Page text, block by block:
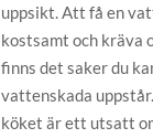
uppsikt. Att få en
kostsamt och kräva
finns det saker du
vattenskada
köket är ett utsatt